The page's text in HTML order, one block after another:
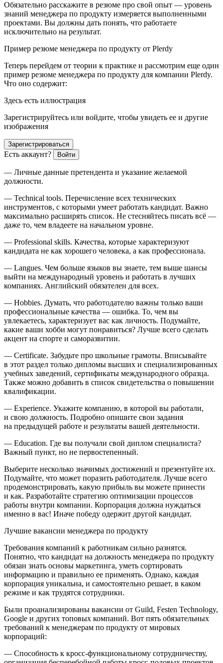
Обязательно расскажите в резюме про свой опыт — уровень
знаний менеджера по продукту измеряется выполненными
проектами. Вы должны дать понять, что работаете
исключительно на результат.
Пример резюме менеджера по продукту от Plerdy
Теперь перейдем от теории к практике и рассмотрим еще один
пример резюме менеджера по продукту для компании Plerdy.
Что оно содержит:
Здесь есть иллюстрация
Зарегистрируйтесь или войдите, чтобы увидеть ее и другие
изображения
Зарегистрироваться
Есть аккаунт? Войти
— Личные данные претендента и указание желаемой
должности.
— Technical tools. Перечисление всех технических
инструментов, с которыми умеет работать кандидат. Важно
максимально расширять список. Не стесняйтесь писать всё —
даже то, чем владеете на начальном уровне.
— Professional skills. Качества, которые характеризуют
кандидата не как хорошего человека, а как профессионала.
— Langues. Чем больше языков вы знаете, тем выше шансы
выйти на международный уровень и работать в лучших
компаниях. Английский обязателен для всех.
— Hobbies. Думать, что работодателю важны только ваши
профессиональные качества — ошибка. То, чем вы
увлекаетесь, характеризует вас как личность. Подумайте,
какие ваши хобби могут понравиться? Лучше всего сделать
акцент на спорте и саморазвитии.
— Certificate. Забудьте про школьные грамоты. Вписывайте
в этот раздел только дипломы высших и специализированных
учебных заведений, сертификаты международного образца.
Также можно добавить в список свидетельства о повышении
квалификации.
— Experience. Укажите компанию, в которой вы работали,
и свою должность. Подробно опишите свои задания
на предыдущей работе и результаты вашей деятельности.
— Education. Где вы получали свой диплом специалиста?
Важный пункт, но не первостепенный.
Выберите несколько значимых достижений и презентуйте их.
Подумайте, что может поразить работодателя. Лучше всего
продемонстрировать, какую прибыль вы можете принести
и как. Разработайте стратегию оптимизации процессов
работы внутри компании. Корпорация должна нуждаться
именно в вас! Иначе победу одержит другой кандидат.
Лучшие вакансии менеджера по продукту
Требования компаний к работникам сильно разнятся.
Понятно, что кандидат на должность менеджера по продукту
обязан знать основы маркетинга, уметь сортировать
информацию и правильно ее применять. Однако, каждая
корпорация уникальна, и самостоятельно решает, в каком
режиме и как трудятся сотрудники.
Были проанализированы вакансии от Guild, Festen Technology,
Google и других топовых компаний. Вот пять обязательных
требований к менеджерам по продукту от мировых
корпораций:
— Способность к кросс-функциональному сотрудничеству,